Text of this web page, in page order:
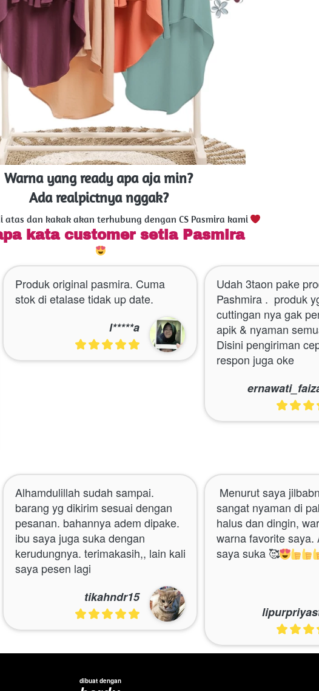
Warna yang ready apa aja min?
Ada realpictnya nggak?
atas dan kakak akan terhubung dengan CS Pasmira kami
kata customer setia Pasmira
Produk original pasmira. Cuma
stok di etalase tidak up date.
l*****a
Udah 3taon pake
Pashmira .  produk
cuttingan nya gak
apik & nyaman
Disini pengiriman
respon juga oke
Alhamdulillah sudah sampai.
barang yg dikirim sesuai dengan
pesanan. bahannya adem dipake.
ibu saya juga suka dengan
kerudungnya. terimakasih,, lain kali
saya pesen lagi
tikahndr15
sangat nyaman di
halus dan dingin,
warna favorite saya.
saya suka 🥰
dibuat dengan